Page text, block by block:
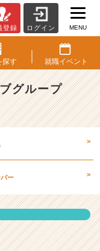
登録 ログイン MENU
探す 就職イベント
グループ
>
ー >